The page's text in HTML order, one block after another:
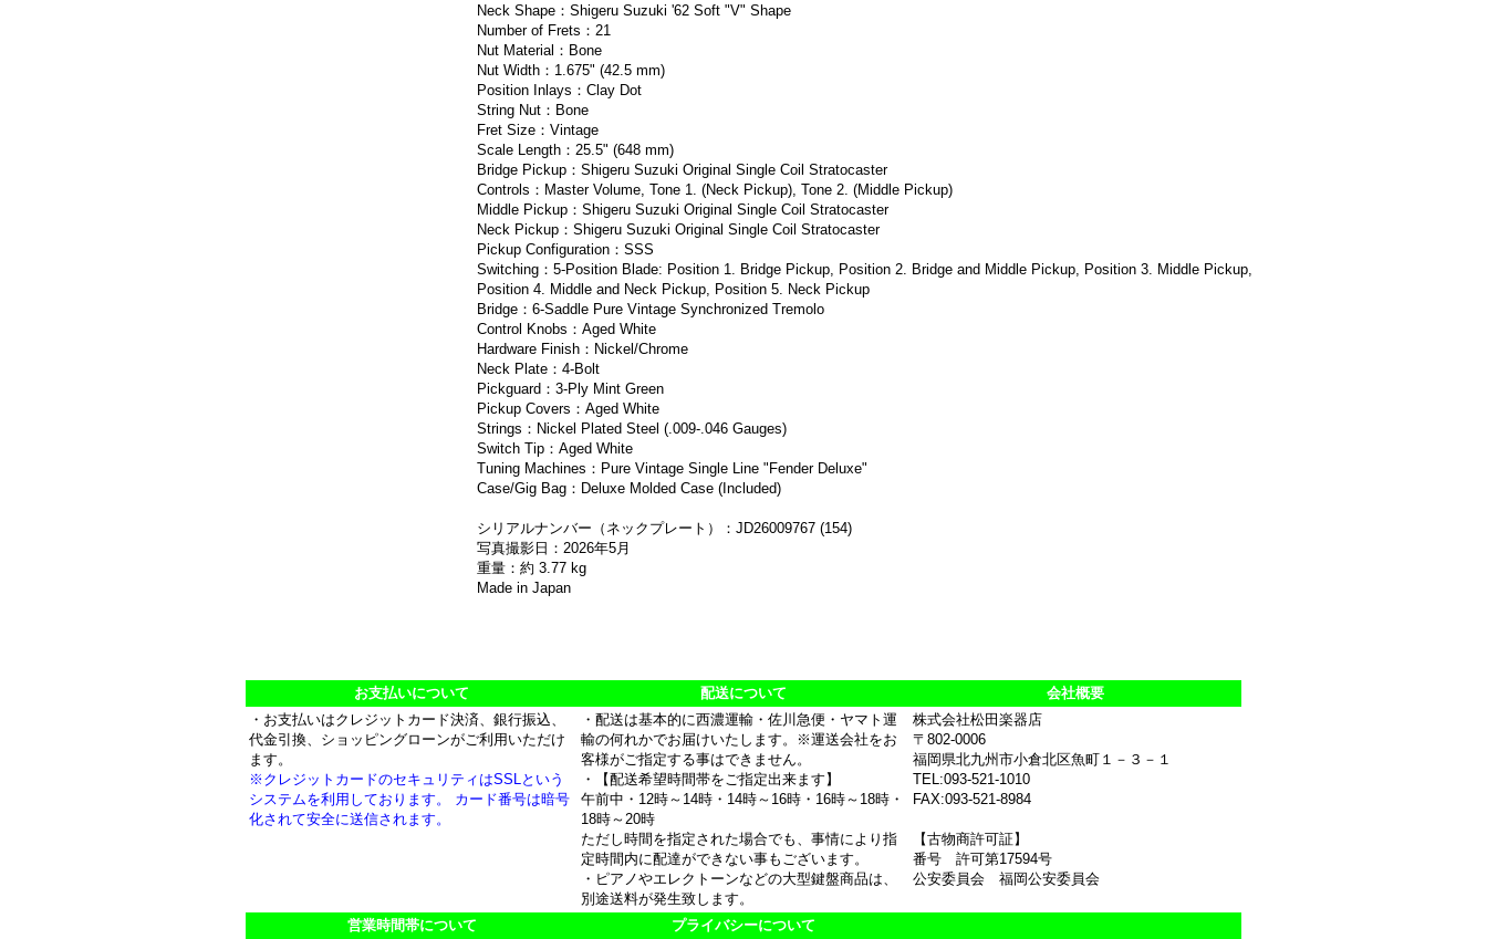
Neck Shape：Shigeru Suzuki '62 Soft "V" Shape
Number of Frets：21
Nut Material：Bone
Nut Width：1.675" (42.5 mm)
Position Inlays：Clay Dot
String Nut：Bone
Fret Size：Vintage
Scale Length：25.5" (648 mm)
Bridge Pickup：Shigeru Suzuki Original Single Coil Stratocaster
Controls：Master Volume, Tone 1. (Neck Pickup), Tone 2. (Middle Pickup)
Middle Pickup：Shigeru Suzuki Original Single Coil Stratocaster
Neck Pickup：Shigeru Suzuki Original Single Coil Stratocaster
Pickup Configuration：SSS
Switching：5-Position Blade: Position 1. Bridge Pickup, Position 2. Bridge and Middle Pickup, Position 3. Middle Pickup,
Position 4. Middle and Neck Pickup, Position 5. Neck Pickup
Bridge：6-Saddle Pure Vintage Synchronized Tremolo
Control Knobs：Aged White
Hardware Finish：Nickel/Chrome
Neck Plate：4-Bolt
Pickguard：3-Ply Mint Green
Pickup Covers：Aged White
Strings：Nickel Plated Steel (.009-.046 Gauges)
Switch Tip：Aged White
Tuning Machines：Pure Vintage Single Line "Fender Deluxe"
Case/Gig Bag：Deluxe Molded Case (Included)
シリアルナンバー（ネックプレート）：JD26009767 (154)
写真撮影日：2026年5月
重量：約 3.77 kg
Made in Japan
お支払いについて 配送について
会社概要
・お支払いはクレジットカード決済、銀行振込、
代金引換、ショッピングローンがご利用いただけ
ます。
※クレジットカードのセキュリティはSSLという
システムを利用しております。 カード番号は暗号
化されて安全に送信されます。
・配送は基本的に西濃運輸・佐川急便・ヤマト運
輸の何れかでお届けいたします。※運送会社をお
客様がご指定する事はできません。
・【配送希望時間帯をご指定出来ます】
午前中・12時～14時・14時～16時・16時～18時・
18時～20時
ただし時間を指定された場合でも、事情により指
定時間内に配達ができない事もございます。
・ピアノやエレクトーンなどの大型鍵盤商品は、
別途送料が発生致します。
株式会社松田楽器店
〒802-0006
福岡県北九州市小倉北区魚町１－３－１
TEL:093-521-1010
FAX:093-521-8984
【古物商許可証】
番号 許可第17594号
公安委員会 福岡公安委員会
営業時間帯について プライバシーについて